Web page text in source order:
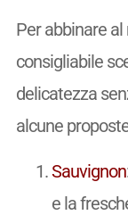
Per abbinare
consigliabile
delicatezza
alcune
Sauvignon
e la